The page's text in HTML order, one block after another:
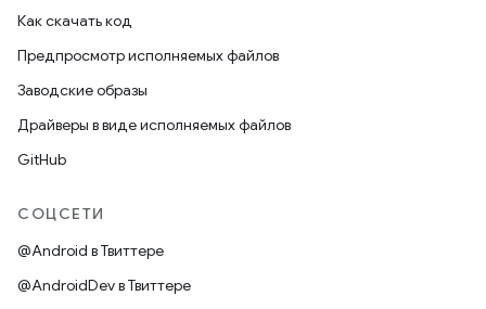
Как скачать код
Предпросмотр исполняемых файлов
Заводские образы
Драйверы в виде исполняемых файлов
GitHub
СОЦСЕТИ
@Android в Твиттере
@AndroidDev в Твиттере